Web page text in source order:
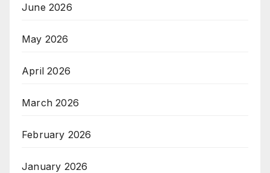
June 2026
May 2026
April 2026
March 2026
February 2026
January 2026